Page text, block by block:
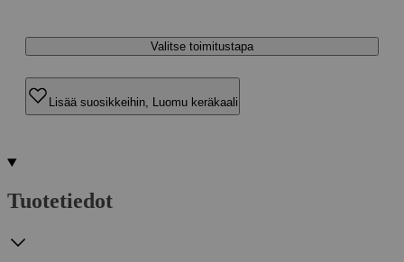
Valitse toimitustapa
Lisää suosikkeihin, Luomu keräkaali
Tuotetiedot